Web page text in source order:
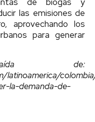
las emisiones de
aprovechando los
para generar
de:
latinoamerica/
la-demanda-de-